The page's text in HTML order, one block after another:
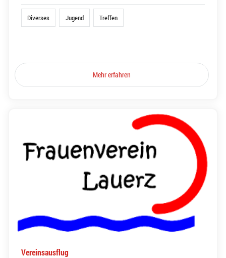
Diverses Jugend Treffen
Mehr erfahren
Vereinsausflug